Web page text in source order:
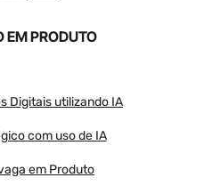
EM PRODUTO
Digitais utilizando IA
com uso de IA
em Produto